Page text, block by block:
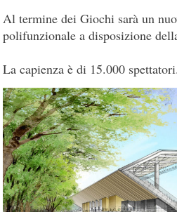
Al termine dei Giochi sarà un
polifunzionale a disposizione
La capienza è di 15.000 spettatori.